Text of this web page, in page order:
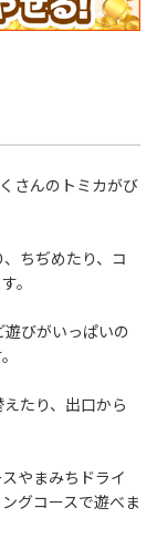
さんのトミカがび
ちぢめたり、コ
。
びがいっぱいの
たり、出口から
やまみちドライ
グコースで遊べま